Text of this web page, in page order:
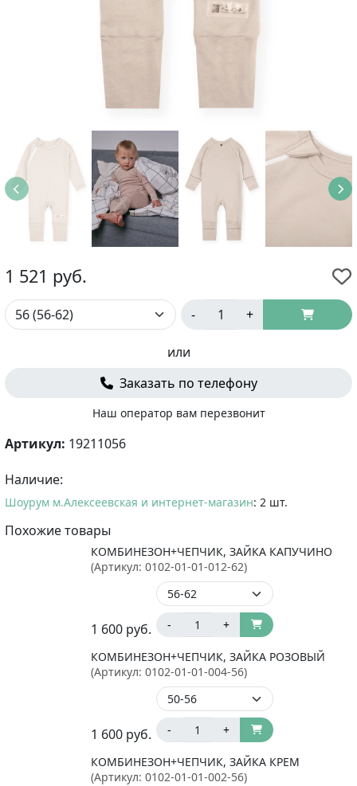
1 521 руб.
- +
или
Заказать по телефону
Наш оператор вам перезвонит
Артикул: 19211056
Наличие:
Шоурум м.Алексеевская и интернет-магазин: 2 шт.
Похожие товары
КОМБИНЕЗОН+ЧЕПЧИК, ЗАЙКА КАПУЧИНО
(Артикул: 0102-01-01-012-62)
1 600 руб. - +
КОМБИНЕЗОН+ЧЕПЧИК, ЗАЙКА РОЗОВЫЙ
(Артикул: 0102-01-01-004-56)
1 600 руб. - +
КОМБИНЕЗОН+ЧЕПЧИК, ЗАЙКА КРЕМ
(Артикул: 0102-01-01-002-56)